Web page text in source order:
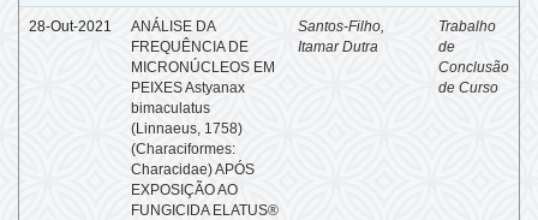
28-Out-2021
ANÁLISE DA
FREQUÊNCIA DE
MICRONÚCLEOS EM
PEIXES Astyanax
bimaculatus
(Linnaeus, 1758)
(Characiformes:
Characidae) APÓS
EXPOSIÇÃO AO
FUNGICIDA ELATUS®
Santos-Filho,
Itamar Dutra
Trabalho
de
Conclusão
de Curso